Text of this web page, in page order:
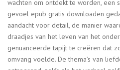
wachten om ontdekt te worden, een
gevoel epub gratis downloaden
aandacht voor detail, de manier
draadjes van het leven van het
genuanceerde tapijt te creëren dat
omvang voelde. De thema’s van